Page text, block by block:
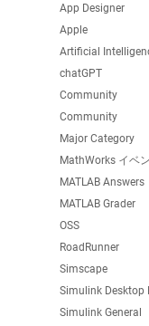
App Designer
Apple
Artificial
chatGPT
Community
Community
Major Category
MathWorks イベ
MATLAB Answers
MATLAB Grader
OSS
RoadRunner
Simscape
Simulink Desktop
Simulink General